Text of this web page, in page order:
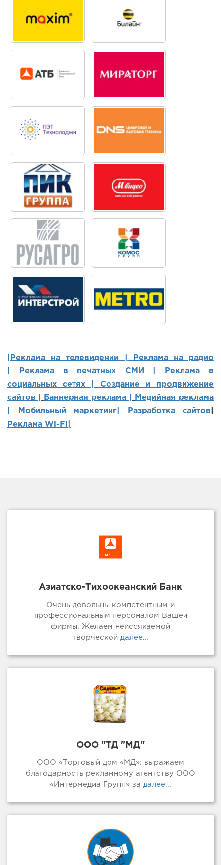
|Реклама на телевидении |
Реклама на радио
Реклама в печатных СМИ |
Реклама в
социальных сетях | Создание и продвижение
сайтов
Баннерная реклама |
Медийная реклама
Мобильный маркетинг Разработка сайтов
Реклама Wi-Fi|
Азиатско-Тихоокеанский Банк
Очень довольны компетентным и
профессиональным персоналом Вашей
фирмы. Желаем неиссякаемой
творческой далее...
ООО "ТД "МД"
ООО «Торговый дом «МД»: выражаем
благодарность рекламному агентству ООО
«Интермедиа Групп» за далее...